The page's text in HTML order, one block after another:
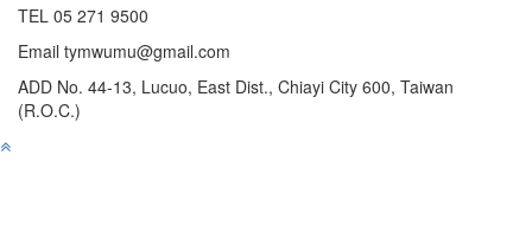
TEL 05 271 9500
Email tymwumu@gmail.com
ADD No. 44-13, Lucuo, East Dist., Chiayi City 600, Taiwan
(R.O.C.)